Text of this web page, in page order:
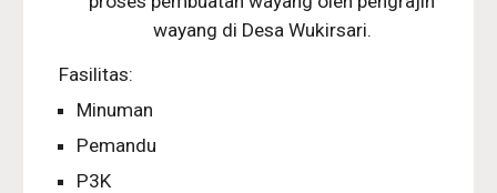
wayang di Desa Wukirsari.
Fasilitas:
Minuman
Pemandu
P3K